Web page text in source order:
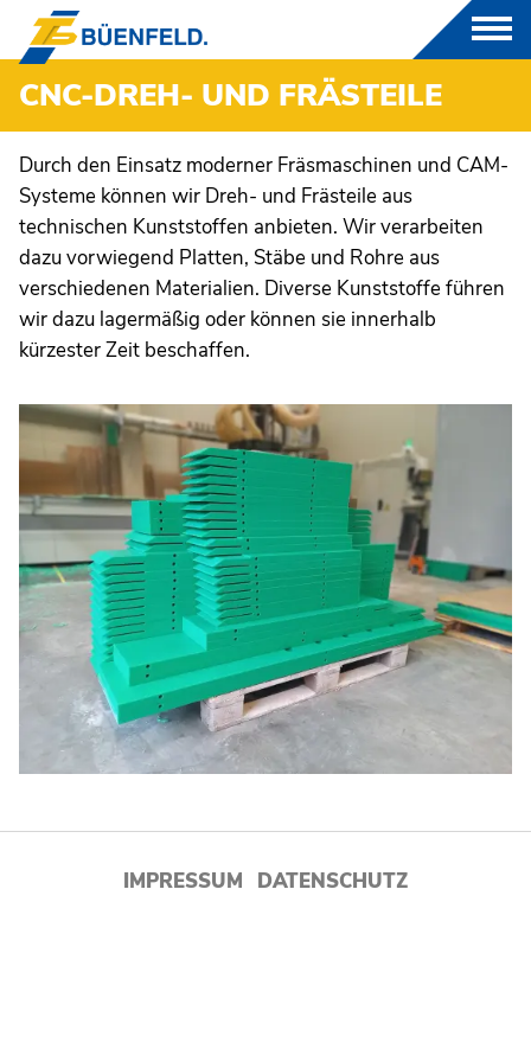
PRODUKTE
GFK
THERMOPLASTE
CNC-DREH UND FRÄSTEILE
FORMEN- UND MODELLBAU
LUFTTECHNIK
BRANCHEN
LEISTUNGEN
UNTERNEHMEN
DOWNLOADS
KARRIERE
CNC-DREH- UND FRÄSTEILE
Durch den Einsatz moderner Fräsmaschinen und CAM-
Systeme können wir Dreh- und Frästeile aus
technischen Kunststoffen anbieten. Wir verarbeiten
dazu vorwiegend Platten, Stäbe und Rohre aus
verschiedenen Materialien. Diverse Kunststoffe führen
wir dazu lagermäßig oder können sie innerhalb
kürzester Zeit beschaffen.
IMPRESSUM DATENSCHUTZ